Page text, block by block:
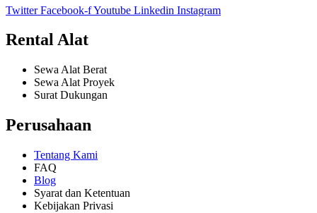
Twitter Facebook-fYoutube Linkedin Instagram
Rental Alat
Sewa Alat Berat
Sewa Alat Proyek
Surat Dukungan
Perusahaan
Tentang Kami
FAQ
Blog
Syarat dan Ketentuan
Kebijakan Privasi